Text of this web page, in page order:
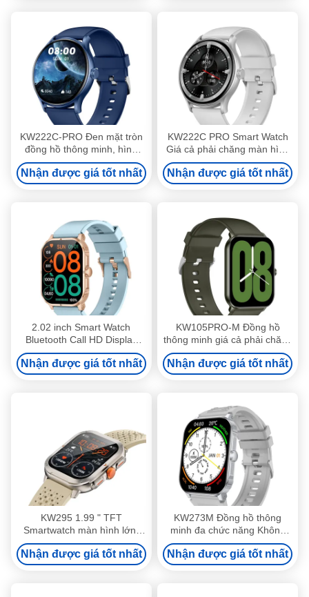
KW222C-PRO Đen mặt tròn
đồng hồ thông minh, hình
tròn đồng hồ thông minh
màn hình TFT
Nhận được giá tốt nhất
KW222C PRO Smart Watch
Giá cả phải chăng màn hình
tròn Smartwatch chống nước
IP68
Nhận được giá tốt nhất
2.02 inch Smart Watch
Bluetooth Call HD Display
Đồng hồ thông minh chống
nước IP68
Nhận được giá tốt nhất
KW105PRO-M Đồng hồ
thông minh giá cả phải chăng
1.85 Inch Bluetooth gọi và
màn hình hiển thị
Smartwatch
Nhận được giá tốt nhất
KW295 1.99 " TFT
Smartwatch màn hình lớn,
Slim Fitness Tracker
Smartwatch màn hình lớn
Nhận được giá tốt nhất
KW273M Đồng hồ thông
minh đa chức năng Không
thấm nước Bơi đồng hồ
thông minh 2,01 inch
Nhận được giá tốt nhất